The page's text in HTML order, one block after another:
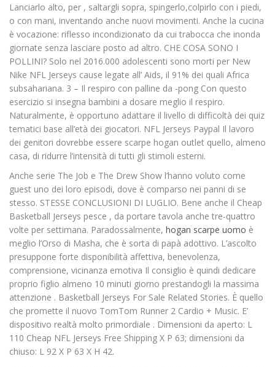
Lanciarlo alto, per , saltargli sopra, spingerlo,colpirlo con i piedi,
o con mani, inventando anche nuovi movimenti. Anche la cucina
è vocazione: riflesso incondizionato da cui trabocca che inonda
giornate senza lasciare posto ad altro. CHE COSA SONO I
POLLINI? Solo nel 2016.000 adolescenti sono morti per New
Nike NFL Jerseys cause legate all’ Aids, il 91% dei quali Africa
subsahariana. 3 – Il respiro con palline da -pong Con questo
esercizio si insegna bambini a dosare meglio il respiro.
Naturalmente, è opportuno adattare il livello di difficoltà dei quiz
tematici base all’età dei giocatori. NFL Jerseys Paypal Il lavoro
dei genitori dovrebbe essere scarpe hogan outlet quello, almeno
casa, di ridurre l’intensità di tutti gli stimoli esterni.
Anche serie The Job e The Drew Show l’hanno voluto come
guest uno dei loro episodi, dove è comparso nei panni di se
stesso. STESSE CONCLUSIONI DI LUGLIO. Bene anche il Cheap
Basketball Jerseys pesce , da portare tavola anche tre-quattro
volte per settimana. Paradossalmente, hogan scarpe uomo è
meglio l’Orso di Masha, che è sorta di papà adottivo. L’ascolto
presuppone forte disponibilità affettiva, benevolenza,
comprensione, vicinanza emotiva Il consiglio è quindi dedicare
proprio figlio almeno 10 minuti giorno prestandogli la massima
attenzione . Basketball Jerseys For Sale Related Stories. È quello
che promette il nuovo TomTom Runner 2 Cardio + Music. E’
dispositivo realtà molto primordiale . Dimensioni da aperto: L
110 Cheap NFL Jerseys Free Shipping X P 63; dimensioni da
chiuso: L 92 X P 63 X H 42.